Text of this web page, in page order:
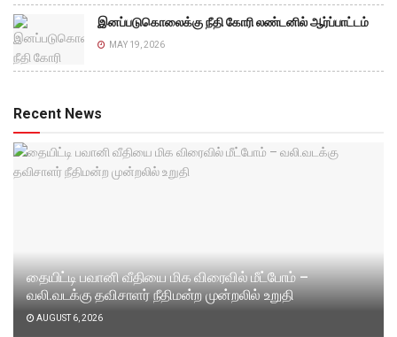
இனப்படுகொலைக்கு நீதி கோரி லண்டனில் ஆர்ப்பாட்டம்
MAY 19, 2026
Recent News
தையிட்டி பவானி வீதியை மிக விரைவில் மீட்போம் –
வலி.வடக்கு தவிசாளர் நீதிமன்ற முன்றலில் உறுதி
AUGUST 6, 2026